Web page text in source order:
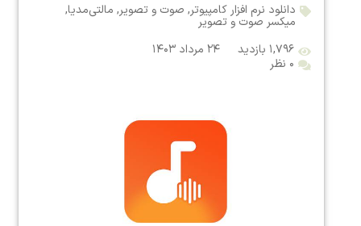
دانلود نرم افزار کامپیوتر, صوت و تصویر, مالتی‌مدیا,
میکسر صوت و تصویر
۱,۷۹۶ بازدید
۲۴ مرداد ۱۴۰۳
۰ نظر